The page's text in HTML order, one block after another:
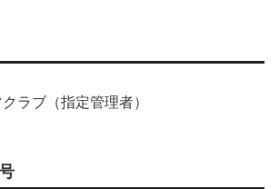
ラブ（指定管理者）